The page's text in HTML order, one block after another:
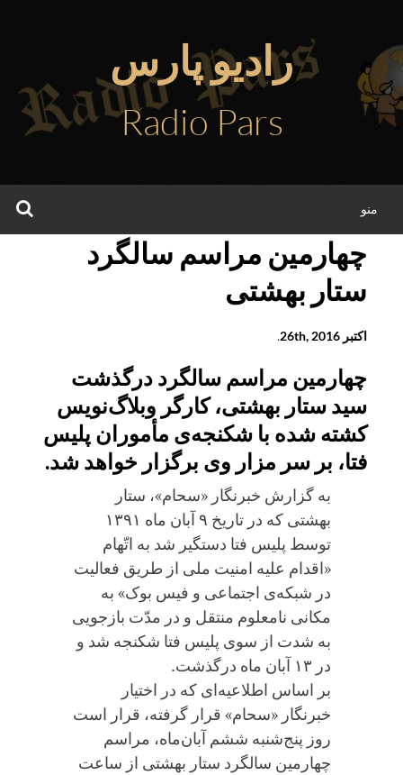
محتوا
رادیو پارس
Radio Pars
منو
چهارمین مراسم سالگرد
ستار بهشتی
اکتبر 26th, 2016 .
چهارمین مراسم سالگرد درگذشت
سید ستار بهشتی، کارگر وبلاگ‌نویس
کشته شده با شکنجه‌ی مأموران پلیس
فتا، بر سر مزار وی برگزار خواهد شد.
به گزارش خبرنگار «سحام»، ستار
بهشتی که در تاریخ ۹ آبان ماه ۱۳۹۱
توسط پلیس فتا دستگیر شد به اتّهام
«اقدام علیه امنیت ملی از طریق فعالیت
در شبکه‌ی اجتماعی و فیس بوک» به
مکانی نامعلوم منتقل و در مدّت بازجویی
به شدت از سوی پلیس فتا شکنجه شد و
در ۱۳ آبان ماه درگذشت.
بر اساس اطلاعیه‌ای که در اختیار
خبرنگار «سحام» قرار گرفته، قرار است
روز پنج‌شنبه ششم آبان‌ماه، مراسم
چهارمین سالگرد ستار بهشتی از ساعت